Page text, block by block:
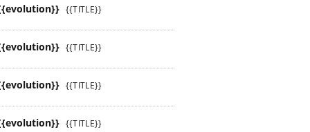
{{TITLE}}
{{TITLE}}
{{TITLE}}
{{TITLE}}